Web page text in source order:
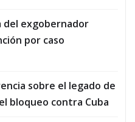
del exgobernador
por caso
sobre el legado de
bloqueo contra Cuba